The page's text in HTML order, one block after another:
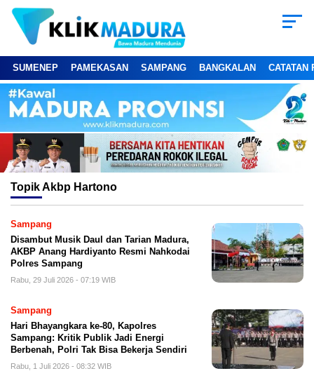
SUMENEP PAMEKASAN SAMPANG BANGKALAN CATATAN
TopikAkbp Hartono
Sampang
Disambut Musik Daul dan Tarian Madura,
AKBP Anang Hardiyanto Resmi Nahkodai
Polres Sampang
Rabu, 29 Juli 2026 - 07:19 WIB
Sampang
Hari Bhayangkara ke-80, Kapolres
Sampang: Kritik Publik Jadi Energi
Berbenah, Polri Tak Bisa Bekerja Sendiri
Rabu, 1 Juli 2026 - 08:32 WIB